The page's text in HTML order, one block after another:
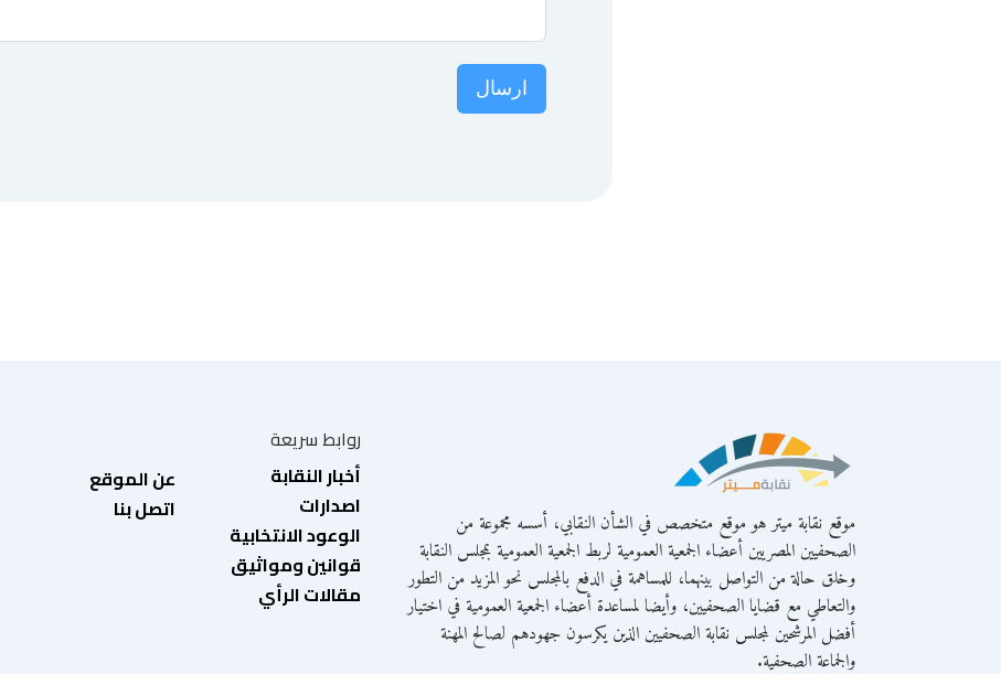
ارسال
موقع نقابة ميتر هو موقع متخصص في الشأن النقابي، أسسه مجموعة من
الصحفيين المصريين أعضاء الجمعية العمومية لربط الجمعية العمومية بمجلس النقابة
وخلق حالة من التواصل بينهما، للمساهمة في الدفع بالمجلس نحو المزيد من التطور
والتعاطي مع قضايا الصحفيين، وأيضا لمساعدة أعضاء الجمعية العمومية في اختيار
أفضل المرشحين لمجلس نقابة الصحفيين الذين يكرسون جهودهم لصالح المهنة
والجماعة الصحفية.
روابط سريعة
أخبار النقابة
اصدارات
الوعود الانتخابية
قوانين ومواثيق
مقالات الرأي
عن الموقع
اتصل بنا